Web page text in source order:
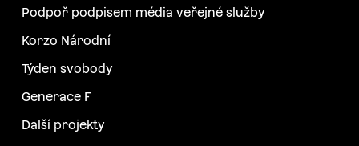
Podpoř podpisem média veřejné služby
Korzo Národní
Týden svobody
Generace F
Další projekty